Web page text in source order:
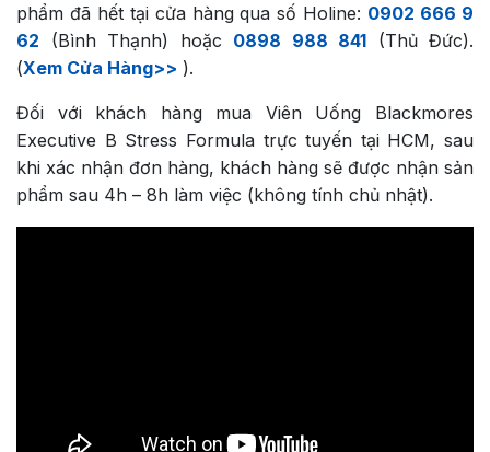
phẩm đã hết tại cửa hàng qua số Holine: 0902 666 9
62 (Bình Thạnh) hoặc 0898 988 841 (Thủ Đức).
(Xem Cửa Hàng>> ).
Đối với khách hàng mua Viên Uống Blackmores
Executive B Stress Formula trực tuyến tại HCM, sau
khi xác nhận đơn hàng, khách hàng sẽ được nhận sản
phẩm sau 4h – 8h làm việc (không tính chủ nhật).